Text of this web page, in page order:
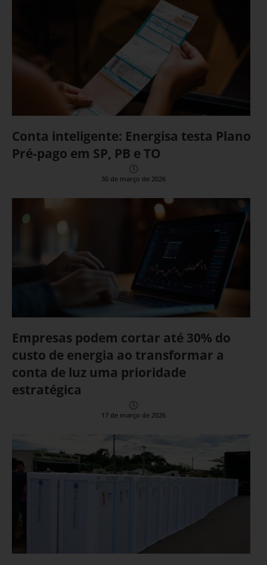
Conta inteligente: Energisa testa Plano
Pré-pago em SP, PB e TO
30 de março de 2026
Empresas podem cortar até 30% do
custo de energia ao transformar a
conta de luz uma prioridade
estratégica
17 de março de 2026